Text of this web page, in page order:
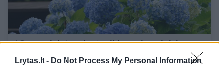
Lrytas.lt - Do Not Process My Personal Information
Vienas dalykas, kurį reikia padaryti dabar –
ir pavasarį išvysite visai kitokią savo
hortenziją